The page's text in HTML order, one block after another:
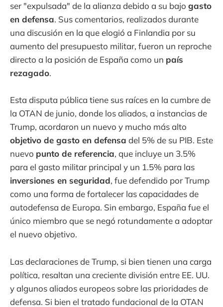
ser "expulsada" de la alianza debido a su bajo gasto
en defensa. Sus comentarios, realizados durante
una discusión en la que elogió a Finlandia por su
aumento del presupuesto militar, fueron un reproche
directo a la posición de España como un país
rezagado.
Esta disputa pública tiene sus raíces en la cumbre de
la OTAN de junio, donde los aliados, a instancias de
Trump, acordaron un nuevo y mucho más alto
objetivo de gasto en defensa del 5% de su PIB. Este
nuevo punto de referencia, que incluye un 3.5%
para el gasto militar principal y un 1.5% para las
inversiones en seguridad, fue defendido por Trump
como una forma de fortalecer las capacidades de
autodefensa de Europa. Sin embargo, España fue el
único miembro que se negó rotundamente a adoptar
el nuevo objetivo.
Las declaraciones de Trump, si bien tienen una carga
política, resaltan una creciente división entre EE. UU.
y algunos aliados europeos sobre las prioridades de
defensa. Si bien el tratado fundacional de la OTAN